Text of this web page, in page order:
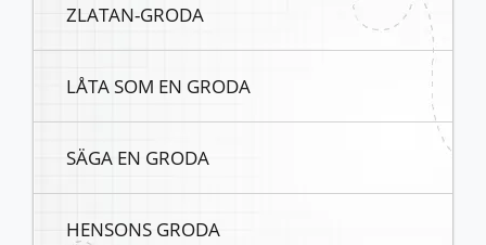
ZLATAN-GRODA
LÅTA SOM EN GRODA
SÄGA EN GRODA
HENSONS GRODA